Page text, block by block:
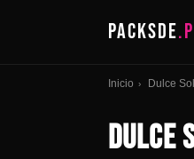
PACKSDE
Inicio › Dulce
DULCE